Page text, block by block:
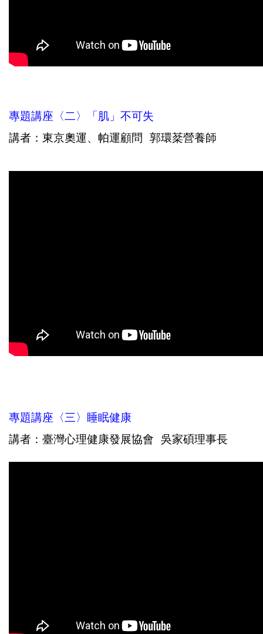
專題講座〈二〉「肌」不可失
講者：東京奧運、帕運顧問 郭環棻營養師
專題講座〈三〉睡眠健康
講者：臺灣心理健康發展協會 吳家碩理事長